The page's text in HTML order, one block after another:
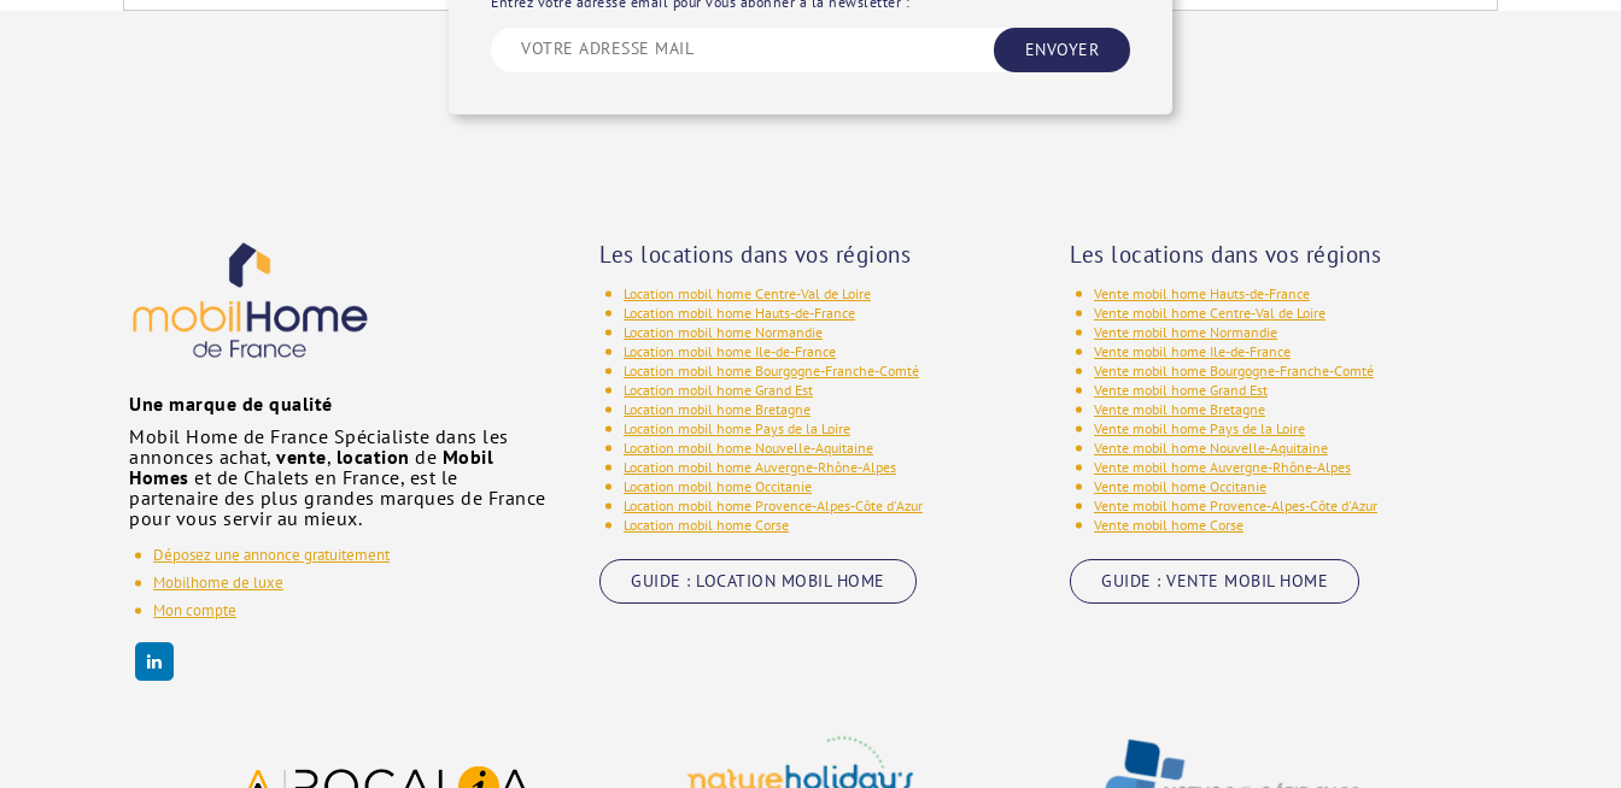
ENVOYER
Une marque de qualité
Mobil Home de France Spécialiste dans les
annonces achat, vente, location de Mobil
Homes et de Chalets en France, est le
partenaire des plus grandes marques de France
pour vous servir au mieux.
Déposez une annonce gratuitement
Mobilhome de luxe
Mon compte
Les locations dans vos régions
Location mobil home Centre-Val de Loire
Location mobil home Hauts-de-France
Location mobil home Normandie
Location mobil home Ile-de-France
Location mobil home Bourgogne-Franche-Comté
Location mobil home Grand Est
Location mobil home Bretagne
Location mobil home Pays de la Loire
Location mobil home Nouvelle-Aquitaine
Location mobil home Auvergne-Rhône-Alpes
Location mobil home Occitanie
Location mobil home Provence-Alpes-Côte d'Azur
Location mobil home Corse
GUIDE : LOCATION MOBIL HOME
Les locations dans vos régions
Vente mobil home Hauts-de-France
Vente mobil home Centre-Val de Loire
Vente mobil home Normandie
Vente mobil home Ile-de-France
Vente mobil home Bourgogne-Franche-Comté
Vente mobil home Grand Est
Vente mobil home Bretagne
Vente mobil home Pays de la Loire
Vente mobil home Nouvelle-Aquitaine
Vente mobil home Auvergne-Rhône-Alpes
Vente mobil home Occitanie
Vente mobil home Provence-Alpes-Côte d'Azur
Vente mobil home Corse
GUIDE : VENTE MOBIL HOME